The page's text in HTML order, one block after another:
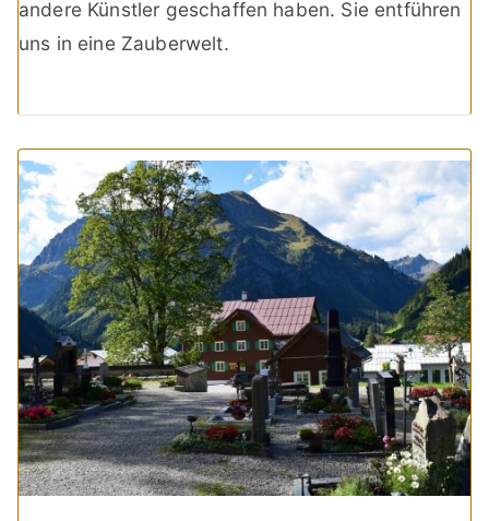
andere Künstler geschaffen haben. Sie entführen
uns in eine Zauberwelt.